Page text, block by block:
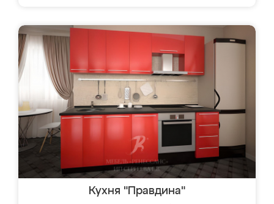
Кухня "Правдина"